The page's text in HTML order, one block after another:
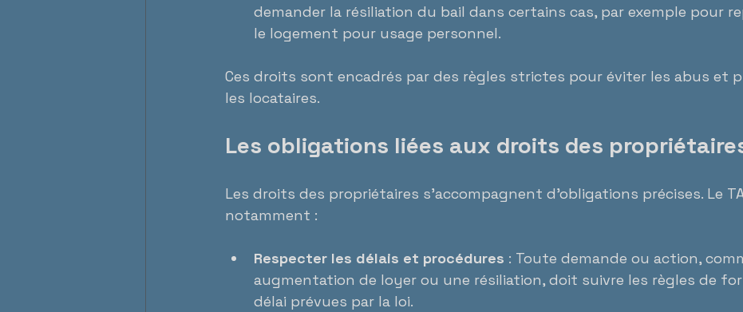
demander la résiliation du bail dans certains cas, par exemple pour
le logement pour usage personnel.
Ces droits sont encadrés par des règles strictes pour éviter les abus et
les locataires.
Les obligations liées aux droits des
Les droits des propriétaires s’accompagnent d’obligations précises. Le
notamment :
Respecter les délais et procédures : Toute demande ou action,
augmentation de loyer ou une résiliation, doit suivre les règles de
délai prévues par la loi.